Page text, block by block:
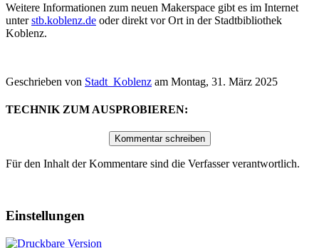
Weitere Informationen zum neuen Makerspace gibt es im Internet
unterstb.koblenz.de oder direkt vor Ort in der Stadtbibliothek
Koblenz.
Geschrieben von Stadt_Koblenz am Montag, 31. März 2025
TECHNIK ZUM AUSPROBIEREN:
Für den Inhalt der Kommentare sind die Verfasser verantwortlich.
Einstellungen